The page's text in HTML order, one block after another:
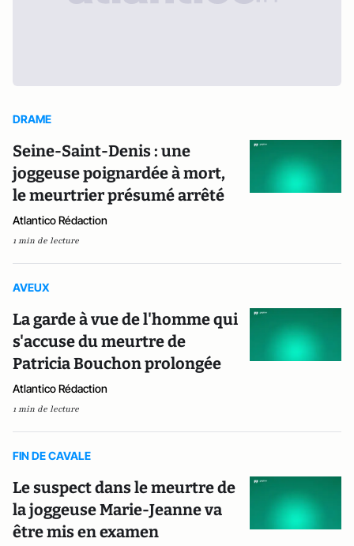
DRAME
Seine-Saint-Denis : une
joggeuse poignardée à mort,
le meurtrier présumé arrêté
Atlantico Rédaction
1 min de lecture
AVEUX
La garde à vue de l'homme qui
s'accuse du meurtre de
Patricia Bouchon prolongée
Atlantico Rédaction
1 min de lecture
FIN DE CAVALE
Le suspect dans le meurtre de
la joggeuse Marie-Jeanne va
être mis en examen